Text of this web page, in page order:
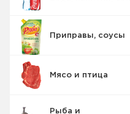
Приправы, соусы
Мясо и птица
Рыба и